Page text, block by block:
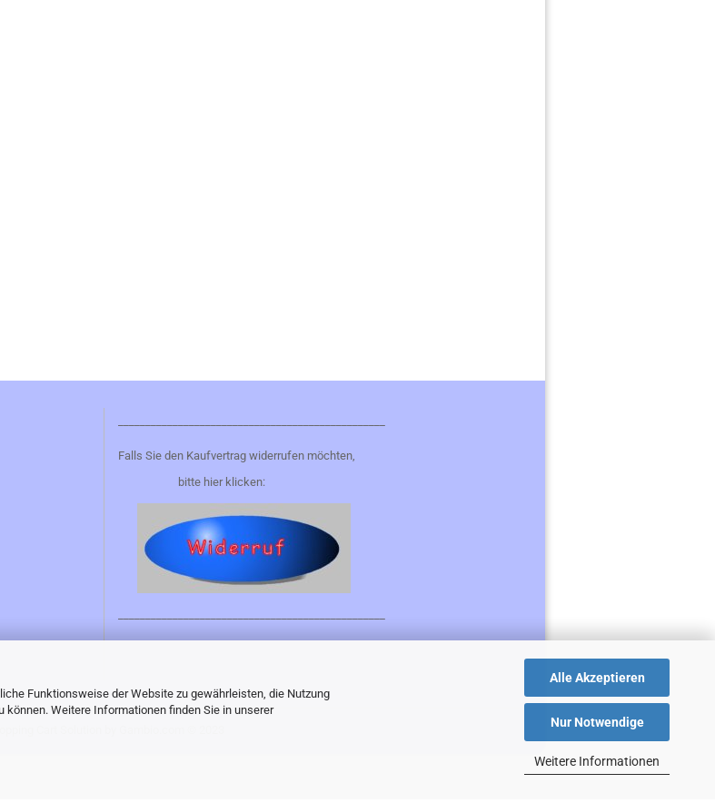
Funktionsweise der Website zu gewährleisten, die Nutzung
Weitere Informationen finden Sie in unserer
Alle Akzeptieren
Nur Notwendige
Weitere Informationen
Falls Sie den Kaufvertrag widerrufen möchten,
bitte hier klicken: